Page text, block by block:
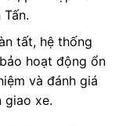
tất, hệ thống
hoạt động ổn
và đánh giá
giao xe.